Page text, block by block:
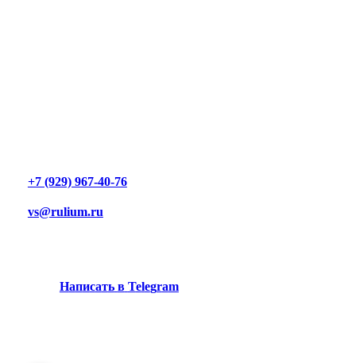
+7 (929) 967-40-76
vs@rulium.ru
Написать в Telegram